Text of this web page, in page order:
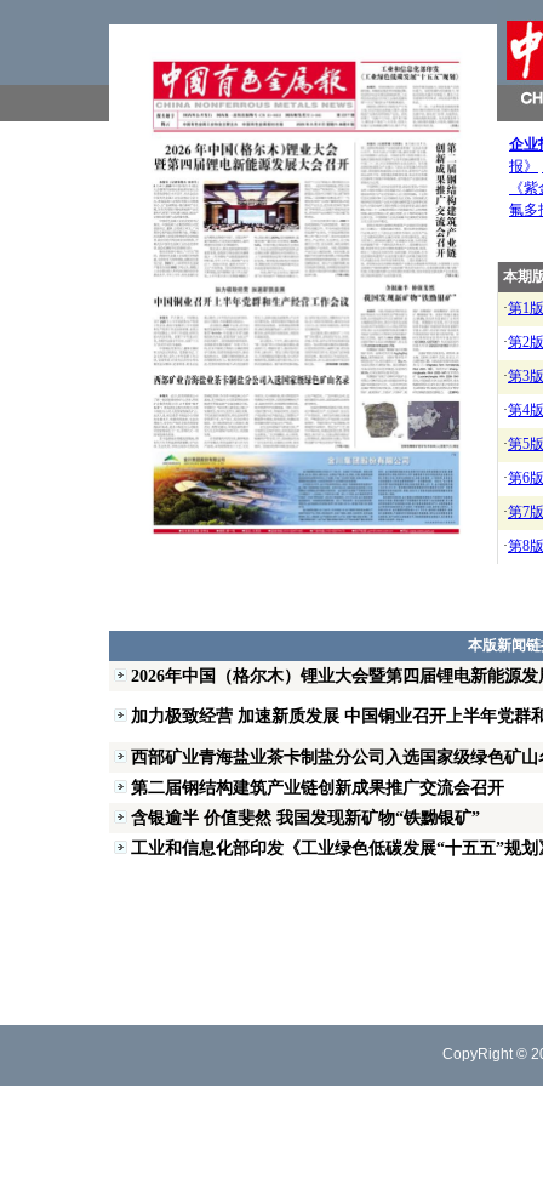
企业
报》
《
氟多
本期
·第1版
·第2版
·第3版
·第4版
·第5版
·第6版
·第7版
·第8版
本版新闻
2026年中国（格尔木）锂业大会暨第四届锂电新能源
加力极致经营 加速新质发展 中国铜业召开上半年党群
西部矿业青海盐业茶卡制盐分公司入选国家级绿色矿山
第二届钢结构建筑产业链创新成果推广交流会召开
含银逾半 价值斐然 我国发现新矿物“铁黝银矿”
工业和信息化部印发《工业绿色低碳发展“十五五”规划
CopyRight ©